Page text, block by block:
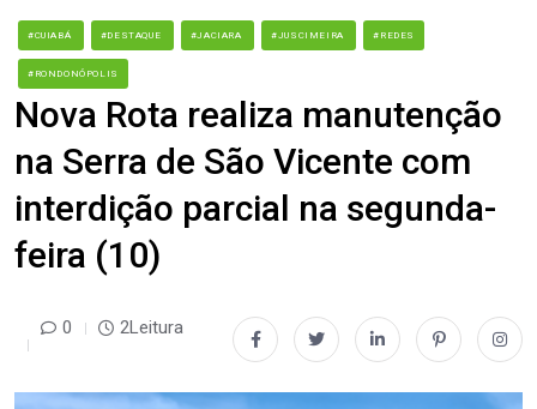
#CUIABÁ #DESTAQUE #JACIARA #JUSCIMEIRA #REDES
#RONDONÓPOLIS
Nova Rota realiza manutenção
na Serra de São Vicente com
interdição parcial na segunda-
feira (10)
0 2Leitura